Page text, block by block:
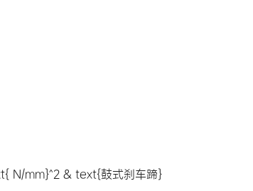
N/mm}^2 & text{鼓式刹车蹄}